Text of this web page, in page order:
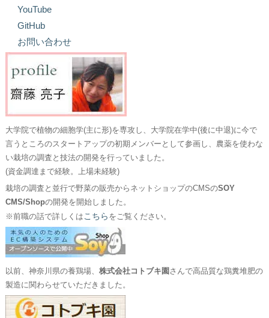
YouTube
GitHub
お問い合わせ
大学院で植物の細胞学(主に形)を専攻し、大学院在学中(後に中退)に今で
言うところのスタートアップの初期メンバーとして参画し、農薬を使わな
い栽培の調査と技法の開発を行っていました。
(資金調達まで経験。上場未経験)
栽培の調査と並行で野菜の販売からネットショップのCMSのSOY
CMS/Shopの開発を開始しました。
※前職の話で詳しくはこちら をご覧ください。
以前、神奈川県の養鶏場、 株式会社コトブキ園 さんで高品質な鶏糞堆肥の
製造に関わらせていただきました。